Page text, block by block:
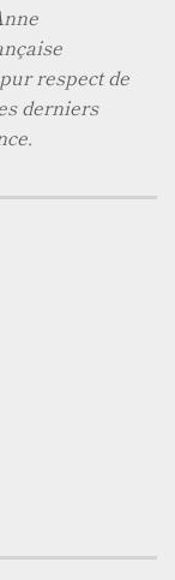
respect de
derniers